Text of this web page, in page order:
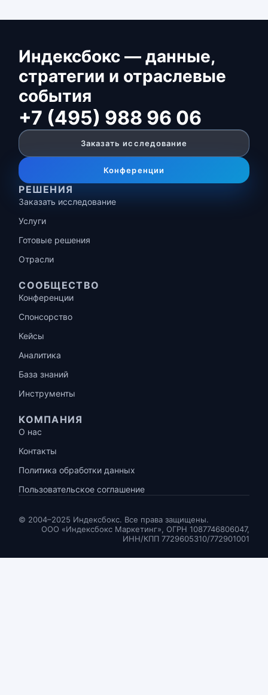
Индексбокс — данные,
стратегии и отраслевые
события
+7 (495) 988 96 06
Заказать исследование
Конференции
РЕШЕНИЯ
Заказать исследование
Услуги
Готовые решения
Отрасли
СООБЩЕСТВО
Конференции
Спонсорство
Кейсы
Аналитика
База знаний
Инструменты
КОМПАНИЯ
О нас
Контакты
Политика обработки данных
Пользовательское соглашение
© 2004–2025 Индексбокс. Все права защищены.
ООО «Индексбокс Маркетинг», ОГРН 1087746806047,
ИНН/КПП 7729605310/772901001